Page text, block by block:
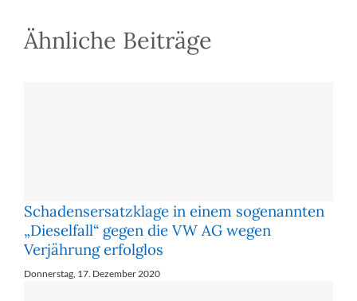
Ähnliche Beiträge
Schadensersatzklage in einem sogenannten
„Dieselfall“ gegen die VW AG wegen
Verjährung erfolglos
Donnerstag, 17. Dezember 2020